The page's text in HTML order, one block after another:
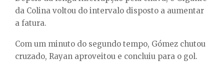
da Colina voltou do intervalo disposto a aumentar
a fatura.
Com um minuto do segundo tempo, Gómez chutou
cruzado, Rayan aproveitou e concluiu para o gol.